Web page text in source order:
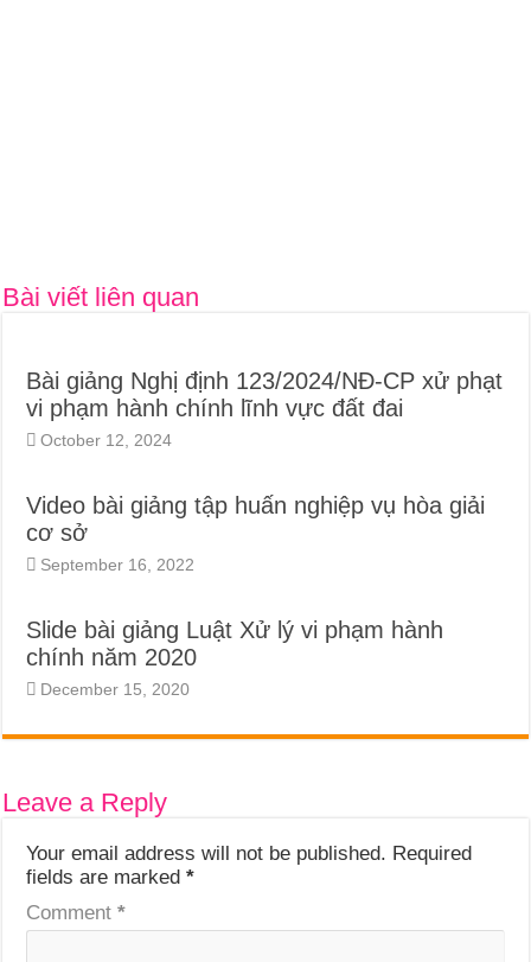
Bài viết liên quan
Bài giảng Nghị định 123/2024/NĐ-CP xử phạt
vi phạm hành chính lĩnh vực đất đai
October 12, 2024
Video bài giảng tập huấn nghiệp vụ hòa giải
cơ sở
September 16, 2022
Slide bài giảng Luật Xử lý vi phạm hành
chính năm 2020
December 15, 2020
Leave a Reply
Your email address will not be published. Required
fields are marked*
Comment*